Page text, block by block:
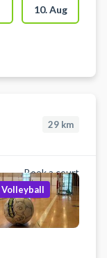
10. Aug
29 km
Book a court
Volleyball